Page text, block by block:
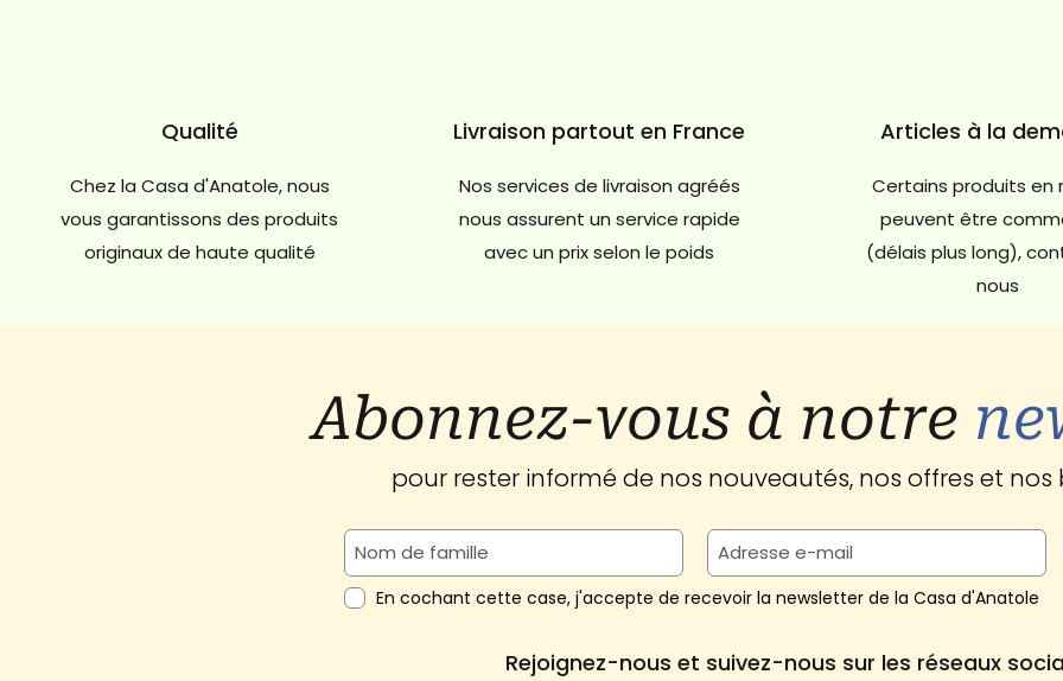
Qualité
Chez la Casa d'Anatole, nous
vous garantissons des produits
originaux de haute qualité
Livraison partout en France
Nos services de livraison agréés
nous assurent un service rapide
avec un prix selon le poids
Articles à la
Certains produits en
peuvent être
(délais plus long),
nous
Abonnez-vous à notre
pour rester informé de nos nouveautés, nos offres et nos
En cochant cette case, j'accepte de recevoir la newsletter de la Casa d'Anatole
Rejoignez-nous et suivez-nous sur les réseaux